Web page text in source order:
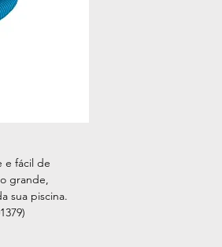
e fácil de
grande,
sua piscina.